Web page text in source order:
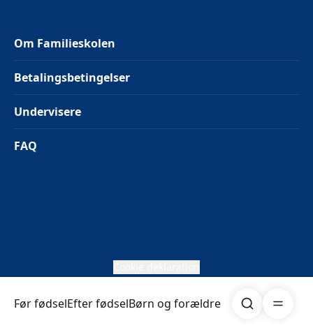
Før fødselEfter fødselBørn og forældre Søg
Om Familieskolen
Betalingsbetingelser
Undervisere
FAQ